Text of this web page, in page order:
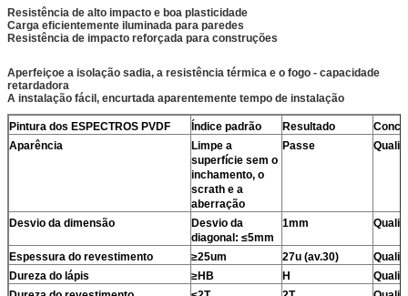
Resistência de alto impacto e boa plasticidade
Carga eficientemente iluminada para paredes
Resistência de impacto reforçada para construções
Aperfeiçoe a isolação sadia, a resistência térmica e o fogo - capacidade
retardadora
A instalação fácil, encurtada aparentemente tempo de instalação
Pintura dos ESPECTROS PVDF Índice padrão Resultado
Aparência
Limpe a
superfície sem o
inchamento, o
scrath e a
aberração
Passe
Desvio da dimensão
Desvio da
diagonal: ≤5mm
1mm
Espessura do revestimento ≥25um 27u (av.30)
Dureza do lápis
≥HB H